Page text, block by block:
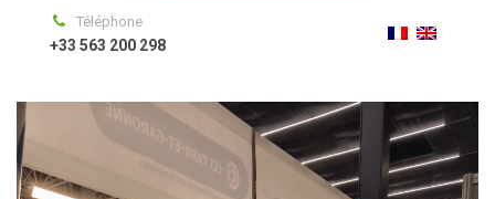
Téléphone
+33 563 200 298